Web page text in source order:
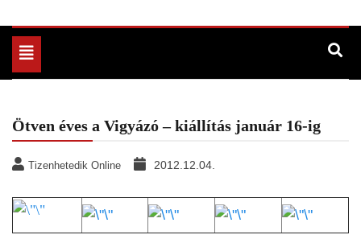
Toggle
navigation
Ötven éves a Vigyázó – kiállítás január 16-ig
Tizenhetedik Online 2012.12.04.